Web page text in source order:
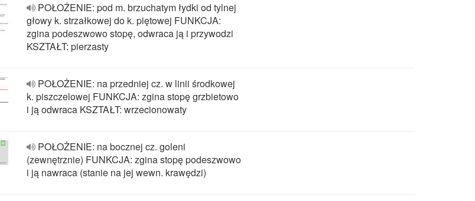
POŁOŻENIE: pod m. brzuchatym łydki od tylnej
głowy k. strzałkowej do k. piętowej FUNKCJA:
zgina podeszwowo stopę, odwraca ją i przywodzi
KSZTAŁT: pierzasty
POŁOŻENIE: na przedniej cz. w linii środkowej
k. piszczelowej FUNKCJA: zgina stopę grzbietowo
i ją odwraca KSZTAŁT: wrzecionowaty
POŁOŻENIE: na bocznej cz. goleni
(zewnętrznie) FUNKCJA: zgina stopę podeszwowo
i ją nawraca (stanie na jej wewn. krawędzi)